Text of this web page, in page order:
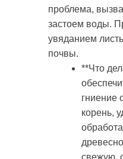
проблема,
застоем воды.
увяданием
почвы.
**Что
гниение
корень,
свежую,